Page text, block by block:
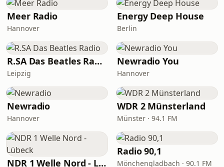
Meer Radio
Hannover
Energy Deep House
Berlin
R.SA Das Beatles Radio
Leipzig
Newradio You
Hannover
Newradio
Hannover
WDR 2 Münsterland
Münster · 94.1 FM
NDR 1 Welle Nord - Lübeck
Radio 90,1
Mönchengladbach · 90.1 FM